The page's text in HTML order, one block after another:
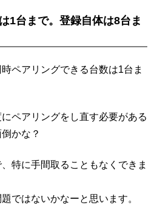
1台まで。登録自体は8台ま
ペアリングできる台数は1台ま
ペアリングをし直す必要がある
かな？
特に手間取ることもなくできま
ではないかなーと思います。